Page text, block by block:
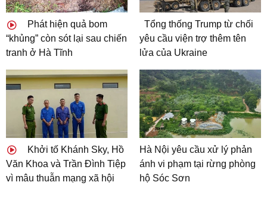
Phát hiện quả bom
“khủng” còn sót lại sau chiến
tranh ở Hà Tĩnh
Tổng thống Trump từ chối
yêu cầu viện trợ thêm tên
lửa của Ukraine
Khởi tố Khánh Sky, Hồ
Văn Khoa và Trần Đình Tiệp
vì mâu thuẫn mạng xã hội
Hà Nội yêu cầu xử lý phản
ánh vi phạm tại rừng phòng
hộ Sóc Sơn